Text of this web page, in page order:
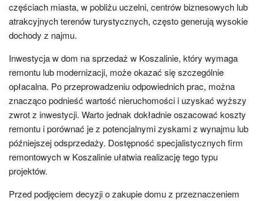
częściach miasta, w pobliżu uczelni, centrów biznesowych lub
atrakcyjnych terenów turystycznych, często generują wysokie
dochody z najmu.
Inwestycja w dom na sprzedaż w Koszalinie, który wymaga
remontu lub modernizacji, może okazać się szczególnie
opłacalna. Po przeprowadzeniu odpowiednich prac, można
znacząco podnieść wartość nieruchomości i uzyskać wyższy
zwrot z inwestycji. Warto jednak dokładnie oszacować koszty
remontu i porównać je z potencjalnymi zyskami z wynajmu lub
późniejszej odsprzedaży. Dostępność specjalistycznych firm
remontowych w Koszalinie ułatwia realizację tego typu
projektów.
Przed podjęciem decyzji o zakupie domu z przeznaczeniem